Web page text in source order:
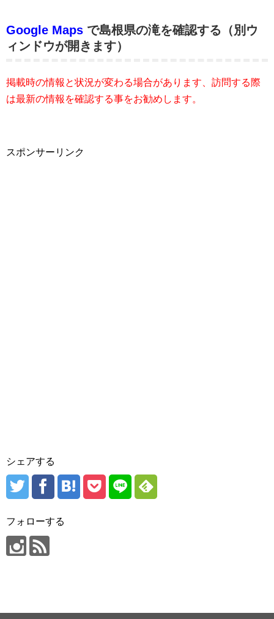
Google Maps で島根県の滝を確認する（別ウ
ィンドウが開きます）
掲載時の情報と状況が変わる場合があります、訪問する際
は最新の情報を確認する事をお勧めします。
スポンサーリンク
シェアする
フォローする